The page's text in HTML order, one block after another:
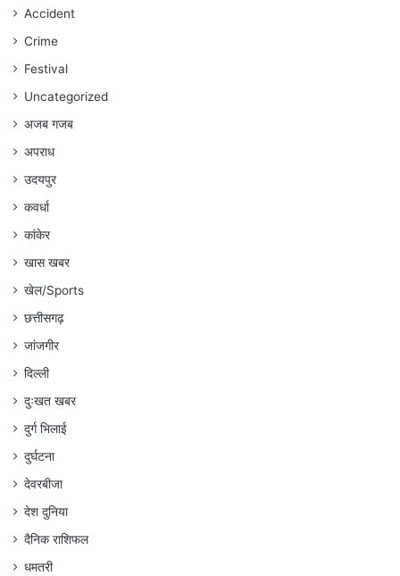
रहेगा
अंकित
गौरहा
Accident
Crime
Festival
Uncategorized
अजब गजब
अपराध
उदयपुर
कवर्धा
कांकेर
खास खबर
खेल/Sports
छत्तीसगढ़
जांजगीर
दिल्ली
दुःखत खबर
दुर्ग भिलाई
दुर्घटना
देवरबीजा
देश दुनिया
दैनिक राशिफल
धमतरी